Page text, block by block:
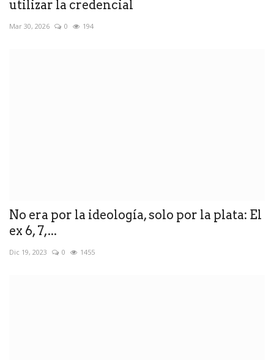
utilizar la credencial
Mar 30, 2026 0 194
No era por la ideología, solo por la plata: El
ex 6, 7,...
Dic 19, 2023 0 1455